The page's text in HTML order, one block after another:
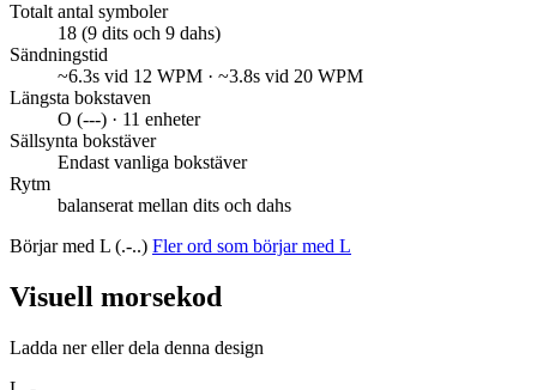
Totalt antal symboler
18 (9 dits och 9 dahs)
Sändningstid
~6.3s vid 12 WPM · ~3.8s vid 20 WPM
Längsta bokstaven
O (---) · 11 enheter
Sällsynta bokstäver
Endast vanliga bokstäver
Rytm
balanserat mellan dits och dahs
Börjar med L (.-..) Fler ord som börjar med L
Visuell morsekod
Ladda ner eller dela denna design